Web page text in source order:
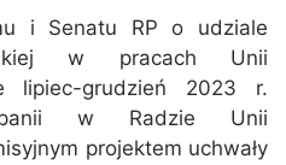
i Senatu RP o udziale
w pracach Unii
lipiec-grudzień 2023 r.
w Radzie Unii
projektem uchwały